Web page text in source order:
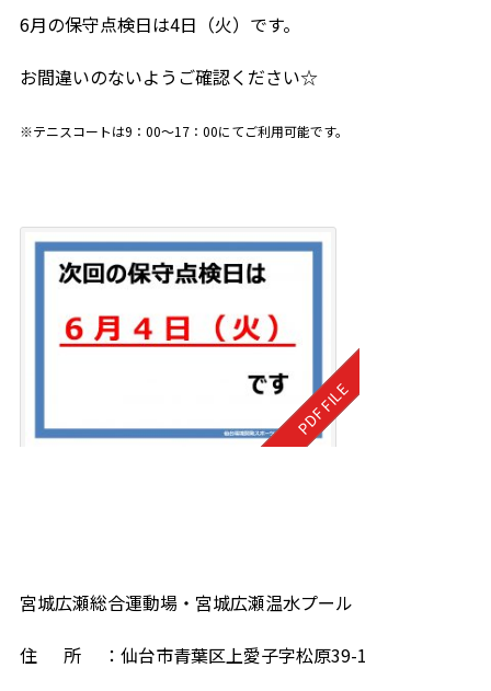
6月の保守点検日は4日（火）です。
お間違いのないようご確認ください☆
※テニスコートは9：00～17：00にてご利用可能です。
宮城広瀬総合運動場・宮城広瀬温水プール
住 所 ：仙台市青葉区上愛子字松原39-1